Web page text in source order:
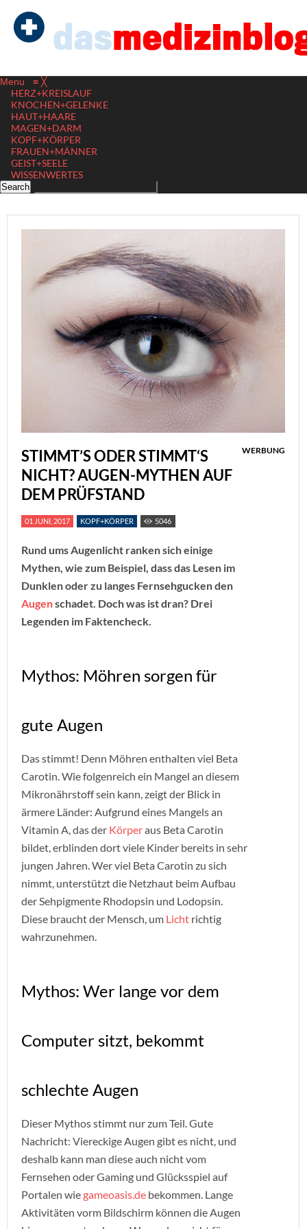
Menu ≡ ╳
HERZ+KREISLAUF
KNOCHEN+GELENKE
HAUT+HAARE
MAGEN+DARM
KOPF+KÖRPER
FRAUEN+MÄNNER
GEIST+SEELE
WISSENWERTES
STIMMT’S ODER STIMMT‘S
NICHT? AUGEN-MYTHEN AUF
DEM PRÜFSTAND
WERBUNG
01 JUNI, 2017 KOPF+KÖRPER 5046
Rund ums Augenlicht ranken sich einige
Mythen, wie zum Beispiel, dass das Lesen im
Dunklen oder zu langes Fernsehgucken den
Augenschadet. Doch was ist dran? Drei
Legenden im Faktencheck.
Mythos: Möhren sorgen für
gute Augen
Das stimmt! Denn Möhren enthalten viel Beta
Carotin. Wie folgenreich ein Mangel an diesem
Mikronährstoff sein kann, zeigt der Blick in
ärmere Länder: Aufgrund eines Mangels an
Vitamin A, das der Körperaus Beta Carotin
bildet, erblinden dort viele Kinder bereits in sehr
jungen Jahren. Wer viel Beta Carotin zu sich
nimmt, unterstützt die Netzhaut beim Aufbau
der Sehpigmente Rhodopsin und Lodopsin.
Diese braucht der Mensch, um Licht richtig
wahrzunehmen.
Mythos: Wer lange vor dem
Computer sitzt, bekommt
schlechte Augen
Dieser Mythos stimmt nur zum Teil. Gute
Nachricht: Viereckige Augen gibt es nicht, und
deshalb kann man diese auch nicht vom
Fernsehen oder Gaming und Glücksspiel auf
Portalen wie gameoasis.de bekommen. Lange
Aktivitäten vorm Bildschirm können die Augen